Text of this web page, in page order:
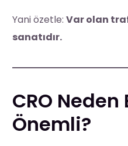
Yani özetle:Var olan
sanatıdır.
CRO
Önemli?